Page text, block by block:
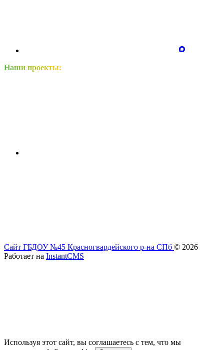
Наши проекты:
Сайт ГБДОУ №45 Красногвардейского р-на СПб © 2026
Работает на InstantCMS
Используя этот сайт, вы соглашаетесь с тем, что мы